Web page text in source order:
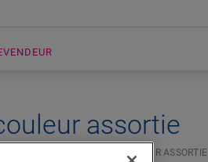
assortie
KIT DE COULEUR ASSORTIE